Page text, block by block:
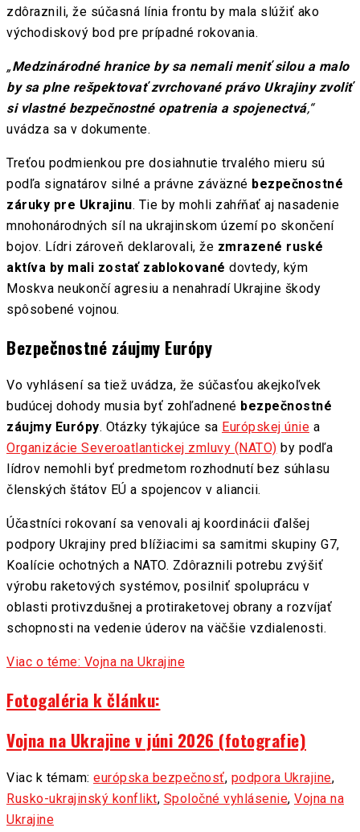
zdôraznili, že súčasná línia frontu by mala slúžiť ako
východiskový bod pre prípadné rokovania.
„Medzinárodné hranice by sa nemali meniť silou a malo
by sa plne rešpektovať zvrchované právo Ukrajiny zvoliť
si vlastné bezpečnostné opatrenia a spojenectvá,“
uvádza sa v dokumente.
Treťou podmienkou pre dosiahnutie trvalého mieru sú
podľa signatárov silné a právne záväzné bezpečnostné
záruky pre Ukrajinu. Tie by mohli zahŕňať aj nasadenie
mnohonárodných síl na ukrajinskom území po skončení
bojov. Lídri zároveň deklarovali, že zmrazené ruské
aktíva by mali zostať zablokované dovtedy, kým
Moskva neukončí agresiu a nenahradí Ukrajine škody
spôsobené vojnou.
Bezpečnostné záujmy Európy
Vo vyhlásení sa tiež uvádza, že súčasťou akejkoľvek
budúcej dohody musia byť zohľadnené bezpečnostné
záujmy Európy. Otázky týkajúce sa Európskej únie a
Organizácie Severoatlantickej zmluvy (NATO) by podľa
lídrov nemohli byť predmetom rozhodnutí bez súhlasu
členských štátov EÚ a spojencov v aliancii.
Účastníci rokovaní sa venovali aj koordinácii ďalšej
podpory Ukrajiny pred blížiacimi sa samitmi skupiny G7,
Koalície ochotných a NATO. Zdôraznili potrebu zvýšiť
výrobu raketových systémov, posilniť spoluprácu v
oblasti protivzdušnej a protiraketovej obrany a rozvíjať
schopnosti na vedenie úderov na väčšie vzdialenosti.
Viac o téme: Vojna na Ukrajine
Fotogaléria k článku:
Vojna na Ukrajine v júni 2026 (fotografie)
Viac k témam: európska bezpečnosť, podpora Ukrajine,
Rusko-ukrajinský konflikt, Spoločné vyhlásenie, Vojna na
Ukrajine